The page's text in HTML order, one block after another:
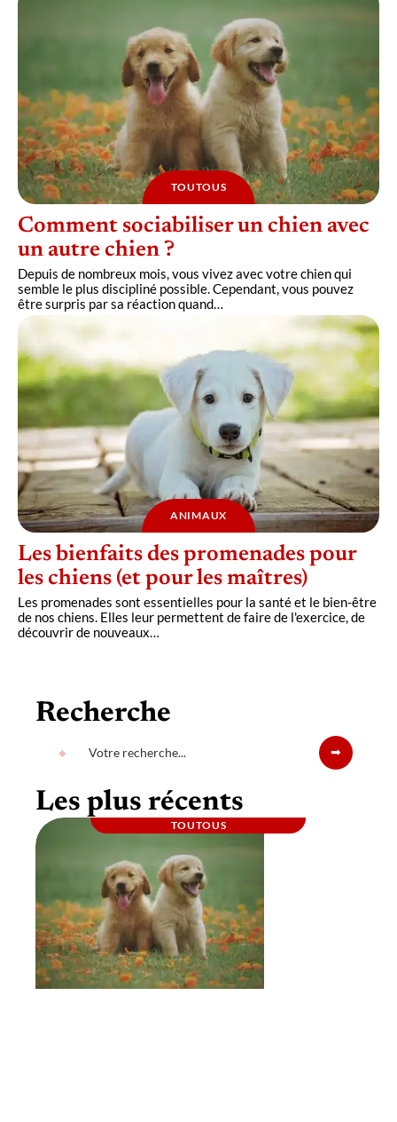
TOUTOUS
Comment sociabiliser un chien avec
un autre chien ?
Depuis de nombreux mois, vous vivez avec votre chien qui
semble le plus discipliné possible. Cependant, vous pouvez
être surpris par sa réaction quand…
ANIMAUX
Les bienfaits des promenades pour
les chiens (et pour les maîtres)
Les promenades sont essentielles pour la santé et le bien-être
de nos chiens. Elles leur permettent de faire de l'exercice, de
découvrir de nouveaux
Recherche
Les plus récents
TOUTOUS